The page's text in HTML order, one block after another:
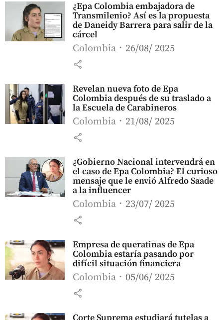
¿Epa Colombia embajadora de
Transmilenio? Así es la propuesta
de Daneidy Barrera para salir de la
cárcel
Colombia 26/08/ 2025
share
Revelan nueva foto de Epa
Colombia después de su traslado a
la Escuela de Carabineros
Colombia 21/08/ 2025
share
¿Gobierno Nacional intervendrá en
el caso de Epa Colombia? El curioso
mensaje que le envió Alfredo Saade
a la influencer
Colombia 23/07/ 2025
share
Empresa de queratinas de Epa
Colombia estaría pasando por
difícil situación financiera
Colombia 05/06/ 2025
share